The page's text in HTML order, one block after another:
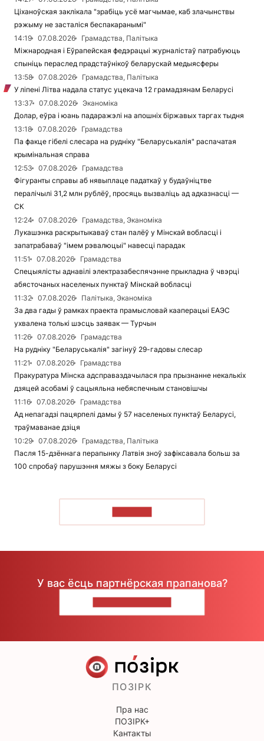
Ціханоўская заклікала "зрабіць усё магчымае, каб злачынствы
рэжыму не засталіся беспакаранымі"
14:19
07.08.2026
Грамадства, Палітыка
Міжнародная і Еўрапейская федэрацыі журналістаў патрабуюць
спыніць пераслед прадстаўнікоў беларускай медыясферы
13:58
07.08.2026
Грамадства, Палітыка
У ліпені Літва надала статус уцекача 12 грамадзянам Беларусі
13:37
07.08.2026
Эканоміка
Долар, еўра і юань падаражэлі на апошніх біржавых таргах тыдня
13:18
07.08.2026
Грамадства
Па факце гібелі слесара на рудніку "Беларуськалія" распачатая
крымінальная справа
12:53
07.08.2026
Грамадства
Фігуранты справы аб нявыплаце падаткаў у будаўніцтве
пералічылі 31,2 млн рублёў, просяць вызваліць ад адказнасці —
СК
12:24
07.08.2026
Грамадства, Эканоміка
Лукашэнка раскрытыкаваў стан палёў у Мінскай вобласці і
запатрабаваў "імем рэвалюцыі" навесці парадак
11:51
07.08.2026
Грамадства
Спецыялісты аднавілі электразабеспячэнне прыкладна ў чвэрці
абясточаных населеных пунктаў Мінскай вобласці
11:32
07.08.2026
Палітыка, Эканоміка
За два гады ў рамках праекта прамысловай кааперацыі ЕАЭС
ухвалена толькі шэсць заявак — Турчын
11:26
07.08.2026
Грамадства
На рудніку "Беларуськалія" загінуў 29-гадовы слесар
11:21
07.08.2026
Грамадства
Пракуратура Мінска адсправаздачылася пра прызнанне некалькіх
дзяцей асобамі ў сацыяльна небяспечным становішчы
11:16
07.08.2026
Грамадства
Ад непагадзі пацярпелі дамы ў 57 населеных пунктаў Беларусі,
траўмаванае дзіця
10:29
07.08.2026
Грамадства, Палітыка
Пасля 15-дзённага перапынку Латвія зноў зафіксавала больш за
100 спробаў парушэння мяжы з боку Беларусі
У вас ёсць партнёрская прапанова?
ПОЗІРК
Пра нас
ПОЗІРК+
Кантакты